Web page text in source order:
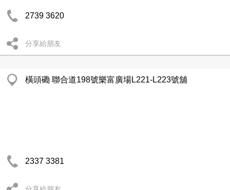
2739 3620
分享給朋友
橫頭磡 聯合道198號樂富廣場L221-L223號舖
2337 3381